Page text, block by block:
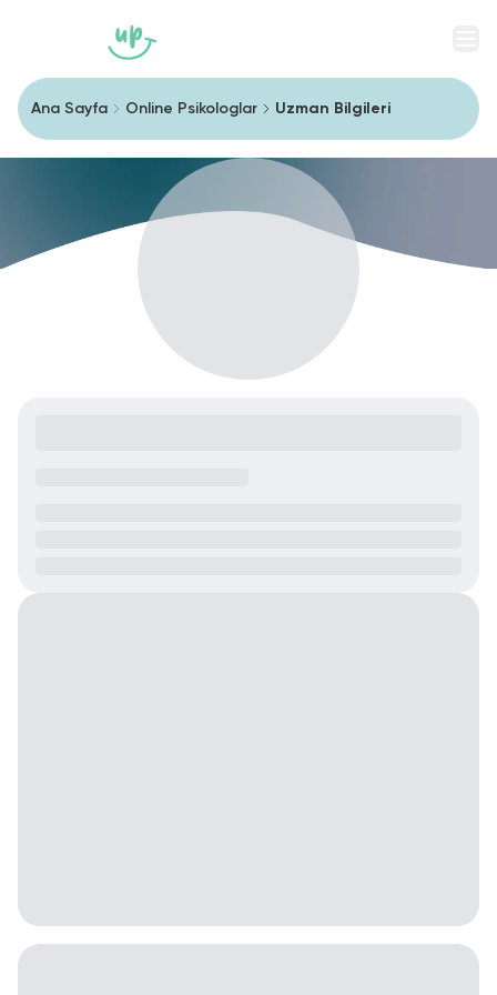
Ana Sayfa Online Psikologlar Uzman Bilgileri